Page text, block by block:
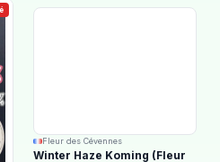
Fleur des Cévennes
Winter Haze Koming (Fleur